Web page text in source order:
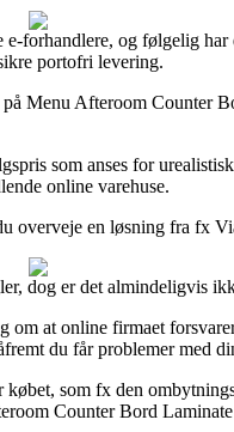
forhandlere, og følgelig
portofri levering.
Menu Afteroom
som anses for
online varehuse.
overveje en løsning fra fx
dog er det almindeligvis
at online firmaet
du får problemer med
som fx den
Counter Bord